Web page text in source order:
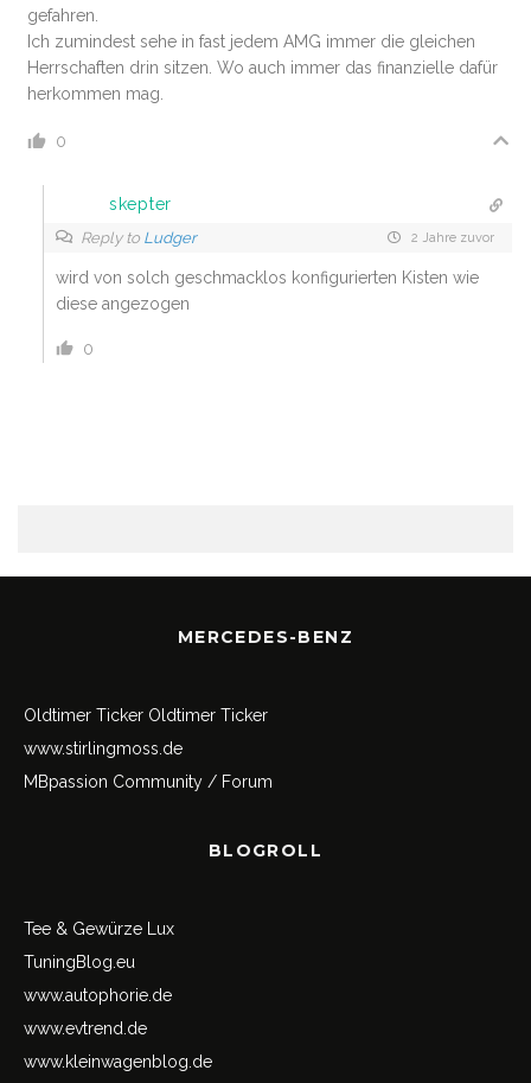
gefahren.
Ich zumindest sehe in fast jedem AMG immer die gleichen
Herrschaften drin sitzen. Wo auch immer das finanzielle dafür
herkommen mag.
0
skepter
Reply to Ludger 2 Jahre zuvor
wird von solch geschmacklos konfigurierten Kisten wie
diese angezogen
0
MERCEDES-BENZ
Oldtimer Ticker Oldtimer Ticker
www.stirlingmoss.de
MBpassion Community / Forum
BLOGROLL
Tee & Gewürze Lux
TuningBlog.eu
www.autophorie.de
www.evtrend.de
www.kleinwagenblog.de